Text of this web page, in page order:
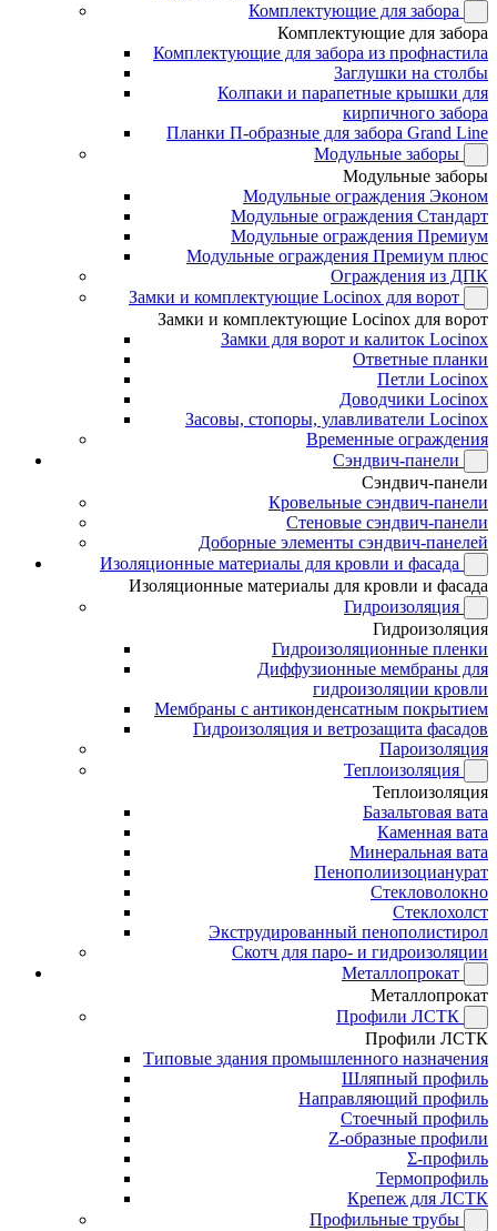
Комплектующие для забора
Комплектующие для забора
Комплектующие для забора из профнастила
Заглушки на столбы
Колпаки и парапетные крышки для
кирпичного забора
Планки П-образные для забора Grand Line
Модульные заборы
Модульные заборы
Модульные ограждения Эконом
Модульные ограждения Стандарт
Модульные ограждения Премиум
Модульные ограждения Премиум плюс
Ограждения из ДПК
Замки и комплектующие Locinox для ворот
Замки и комплектующие Locinox для ворот
Замки для ворот и калиток Locinox
Ответные планки
Петли Locinox
Доводчики Locinox
Засовы, стопоры, улавливатели Locinox
Временные ограждения
Сэндвич-панели
Сэндвич-панели
Кровельные сэндвич-панели
Стеновые сэндвич-панели
Доборные элементы сэндвич-панелей
Изоляционные материалы для кровли и фасада
Изоляционные материалы для кровли и фасада
Гидроизоляция
Гидроизоляция
Гидроизоляционные пленки
Диффузионные мембраны для
гидроизоляции кровли
Мембраны с антиконденсатным покрытием
Гидроизоляция и ветрозащита фасадов
Пароизоляция
Теплоизоляция
Теплоизоляция
Базальтовая вата
Каменная вата
Минеральная вата
Пенополиизоцианурат
Стекловолокно
Стеклохолст
Экструдированный пенополистирол
Скотч для паро- и гидроизоляции
Металлопрокат
Металлопрокат
Профили ЛСТК
Профили ЛСТК
Типовые здания промышленного назначения
Шляпный профиль
Направляющий профиль
Стоечный профиль
Z-образные профили
Σ-профиль
Термопрофиль
Крепеж для ЛСТК
Профильные трубы